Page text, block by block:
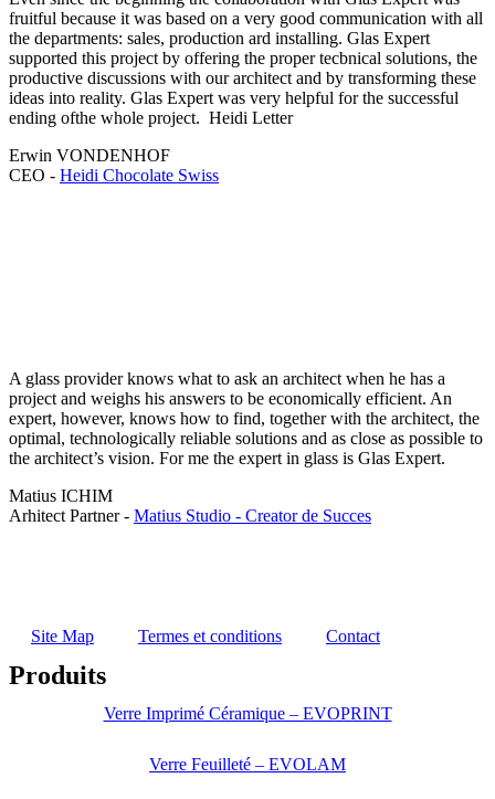
fruitful because it was based on a very good communication with all
the departments: sales, production ard installing. Glas Expert
supported this project by offering the proper tecbnical solutions, the
productive discussions with our architect and by transforming these
ideas into reality. Glas Expert was very helpful for the successful
ending ofthe whole project. Heidi Letter
Erwin VONDENHOF
CEO - Heidi Chocolate Swiss
A glass provider knows what to ask an architect when he has a
project and weighs his answers to be economically efficient. An
expert, however, knows how to find, together with the architect, the
optimal, technologically reliable solutions and as close as possible to
the architect’s vision. For me the expert in glass is Glas Expert.
Matius ICHIM
Arhitect Partner - Matius Studio - Creator de Succes
Site Map Termes et conditions Contact
Produits
Verre Imprimé Céramique – EVOPRINT
Verre Feuilleté – EVOLAM